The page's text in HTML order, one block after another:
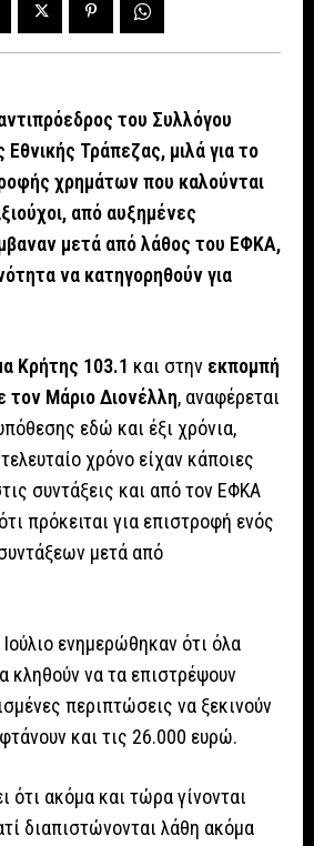
του Συλλόγου
Τράπεζας, μιλά για το
χρημάτων που καλούνται
από αυξημένες
μετά από λάθος του ΕΦΚΑ,
να κατηγορηθούν για
Κρήτης 103.1 και στην εκπομπή
τον Μάριο Διονέλλη, αναφέρεται
εδώ και έξι χρόνια,
χρόνο είχαν κάποιες
συντάξεις και από τον ΕΦΚΑ
πρόκειται για επιστροφή ενός
μετά από
ενημερώθηκαν ότι όλα
κληθούν να τα επιστρέψουν
περιπτώσεις να ξεκινούν
και τις 26.000 ευρώ.
ότι ακόμα και τώρα γίνονται
διαπιστώνονται λάθη ακόμα